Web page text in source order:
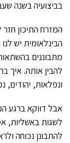
בביצועיה בשנה
המזרח התיכון
הבינלאומית יש
מתבוננים
להבין אותה. איך
ונפלאות, יהודים,
אבל דווקא ברגע
לשגות באשליות,
להתבונן נכוחה